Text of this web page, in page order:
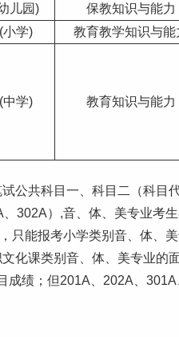
儿园)
保教知识与能力
小学)
教育教学知识与能
中学) 教育知识与能力
试公共科目一、科目二（科
302A）,音、体、美专业考
只能报考小学类别音、体、
化课类别音、体、美专业的
成绩；但201A、202A、